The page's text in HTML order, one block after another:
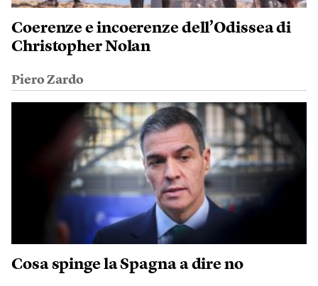
Coerenze e incoerenze dell’Odissea di
Christopher Nolan
Piero Zardo
Cosa spinge la Spagna a dire no